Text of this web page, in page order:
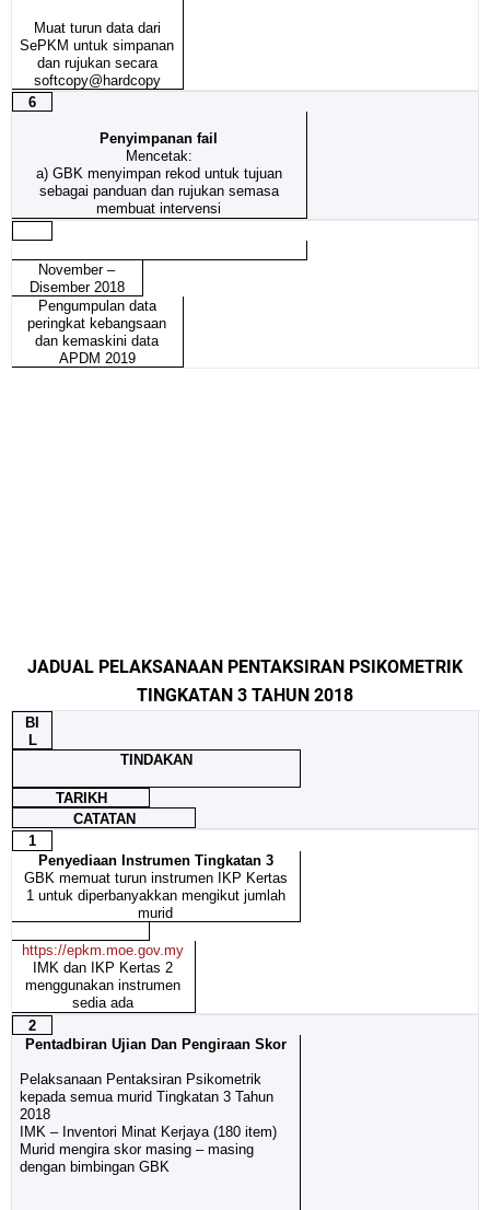
Muat turun data dari
SePKM untuk simpanan
dan rujukan secara
softcopy@hardcopy
6
Penyimpanan fail
Mencetak:
a) GBK menyimpan rekod untuk tujuan
sebagai panduan dan rujukan semasa
membuat intervensi
November –
Disember 2018
Pengumpulan data
peringkat kebangsaan
dan kemaskini data
APDM 2019
JADUAL PELAKSANAAN PENTAKSIRAN PSIKOMETRIK
TINGKATAN 3 TAHUN 2018
BI
L
TINDAKAN
TARIKH
CATATAN
1
Penyediaan Instrumen Tingkatan 3
GBK memuat turun instrumen IKP Kertas
1 untuk diperbanyakkan mengikut jumlah
murid
https://epkm.moe.gov.my
IMK dan IKP Kertas 2
menggunakan instrumen
sedia ada
2
Pentadbiran Ujian Dan Pengiraan Skor
Pelaksanaan Pentaksiran Psikometrik
kepada semua murid Tingkatan 3 Tahun
2018
IMK – Inventori Minat Kerjaya (180 item)
Murid mengira skor masing – masing
dengan bimbingan GBK